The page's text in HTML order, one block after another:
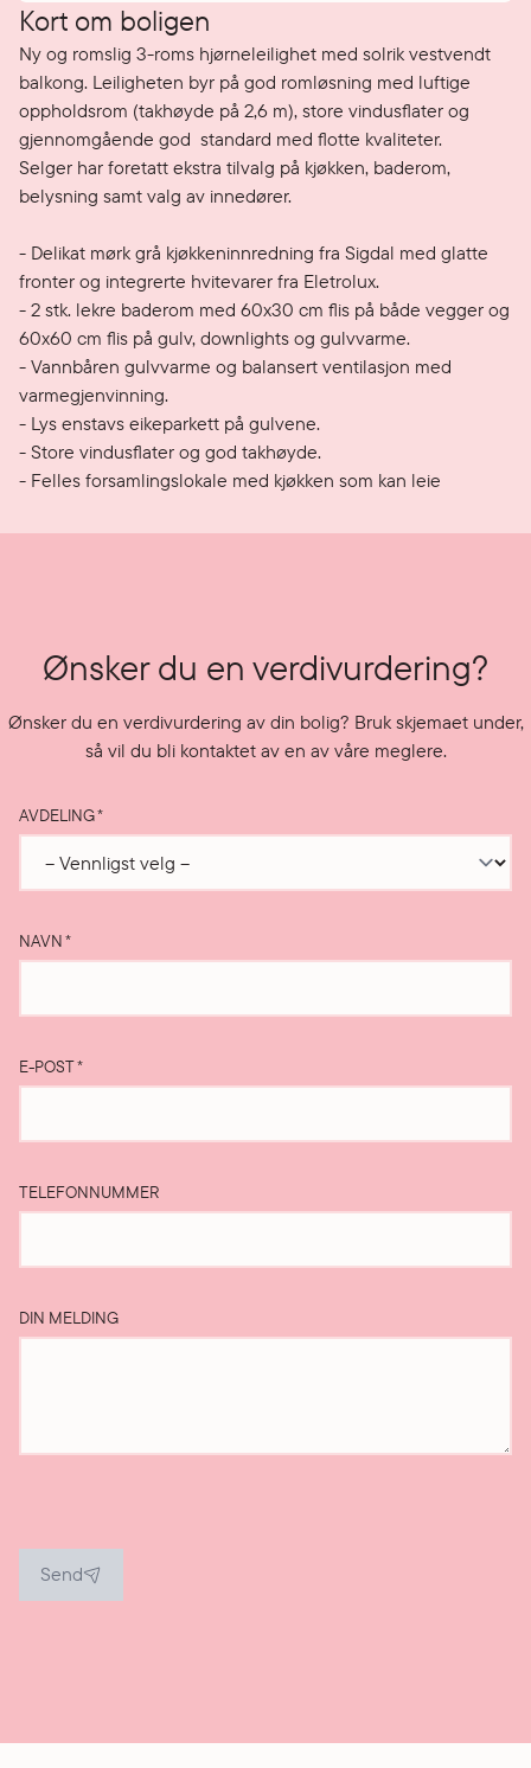
Kort om boligen
Ny og romslig 3-roms hjørneleilighet med solrik vestvendt
balkong. Leiligheten byr på god romløsning med luftige
oppholdsrom (takhøyde på 2,6 m), store vindusflater og
gjennomgående god  standard med flotte kvaliteter.
Selger har foretatt ekstra tilvalg på kjøkken, baderom,
belysning samt valg av innedører.
- Delikat mørk grå kjøkkeninnredning fra Sigdal med glatte
fronter og integrerte hvitevarer fra Eletrolux.
- 2 stk. lekre baderom med 60x30 cm flis på både vegger og
60x60 cm flis på gulv, downlights og gulvvarme.
- Vannbåren gulvvarme og balansert ventilasjon med
varmegjenvinning.
- Lys enstavs eikeparkett på gulvene.
- Store vindusflater og god takhøyde.
Ønsker du en verdivurdering?
Ønsker du en verdivurdering av din bolig? Bruk skjemaet under,
så vil du bli kontaktet av en av våre meglere.
AVDELING*
NAVN*
E-POST*
TELEFONNUMMER
DIN MELDING
Send